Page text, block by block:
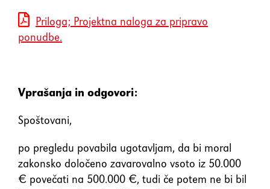
Priloga; Projektna naloga za pripravo
ponudbe.
Vprašanja in odgovori:
Spoštovani,
po pregledu povabila ugotavljam, da bi moral
zakonsko določeno zavarovalno vsoto iz 50.000
€ povečati na 500.000 €, tudi če potem ne bi bil
element
element
Označi/odznači potrditveno